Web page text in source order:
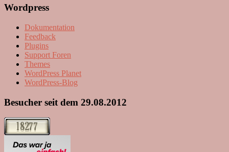
Wordpress
Dokumentation
Feedback
Plugins
Support Foren
Themes
WordPress Planet
WordPress-Blog
Besucher seit dem 29.08.2012